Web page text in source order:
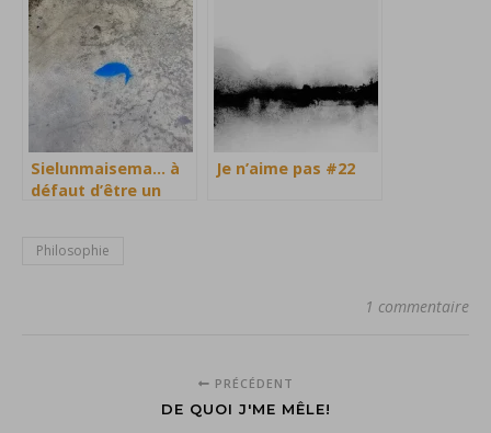
Sielunmaisema… à
défaut d’être un
Je n’aime pas #22
Philosophie
1 commentaire
PRÉCÉDENT
DE QUOI J'ME MÊLE!